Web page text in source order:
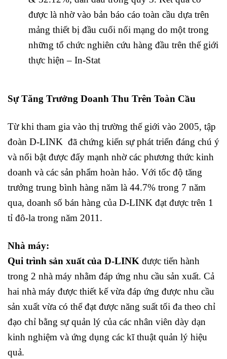
được là nhờ vào bản báo cáo toàn cầu dựa trên
mảng thiết bị đầu cuối nối mạng do một trong
những tổ chức nghiên cứu hàng đầu trên thế giới
thực hiện – In-Stat
Sự Tăng Trưởng Doanh Thu Trên Toàn Cầu
Từ khi tham gia vào thị trường thế giới vào 2005, tập
đoàn D-LINK đã chứng kiến sự phát triển đáng chú ý
và nổi bật được đẩy mạnh nhờ các phương thức kinh
doanh và các sản phẩm hoàn hảo. Với tốc độ tăng
trưởng trung bình hàng năm là 44.7% trong 7 năm
qua, doanh số bán hàng của D-LINK đạt được trên 1
tỉ đô-la trong năm 2011.
Nhà máy:
Qui trình sản xuất của D-LINK được tiến hành
trong 2 nhà máy nhằm đáp ứng nhu cầu sản xuất. Cả
hai nhà máy được thiết kế vừa đáp ứng được nhu cầu
sản xuất vừa có thể đạt được năng suất tối đa theo chỉ
đạo chỉ bằng sự quản lý của các nhân viên dày dạn
kinh nghiệm và ứng dụng các kĩ thuật quản lý hiệu
quả.